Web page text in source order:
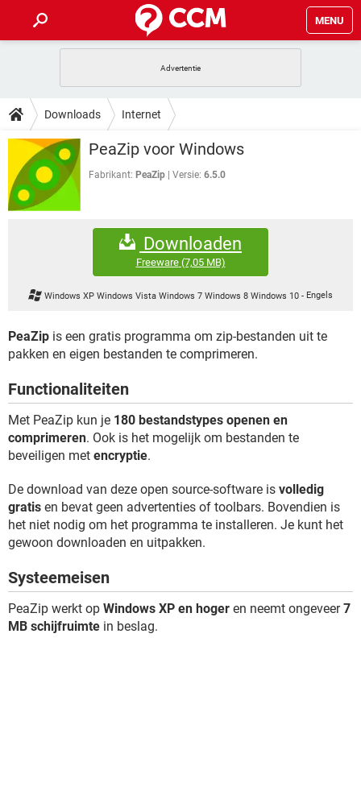
MENU
INSTAGRAM
NETFLIX CORONAVIRUS
GRATIS SNAPCHAT
TIKTOK
HOW-TO
VIDEOBELLEN
INSTAGRAM
NETFLIX
DOWNLOADS
VIDEOBELLEN GAMES
INSTAGRAM
CORONAVIRUS
SNAPCHAT
FORUM
WINDOWS 10
CORONAVIRUS
GRATIS SNAPCHAT
GAMES
GRATIS SNAPCHAT
Downloads Internet
PeaZip voor Windows
Fabrikant: PeaZip Versie: 6.5.0
Downloaden
Freeware(7,05 MB)
Windows XP Windows Vista Windows 7 Windows 8 Windows 10- Engels
PeaZip is een gratis programma om zip-bestanden uit te
pakken en eigen bestanden te comprimeren.
Functionaliteiten
Met PeaZip kun je 180 bestandstypes openen en
comprimeren. Ook is het mogelijk om bestanden te
beveiligen met encryptie.
De download van deze open source-software is volledig
gratis en bevat geen advertenties of toolbars. Bovendien is
het niet nodig om het programma te installeren. Je kunt het
gewoon downloaden en uitpakken.
Systeemeisen
PeaZip werkt op Windows XP en hoger en neemt ongeveer7
MB schijfruimte in beslag.